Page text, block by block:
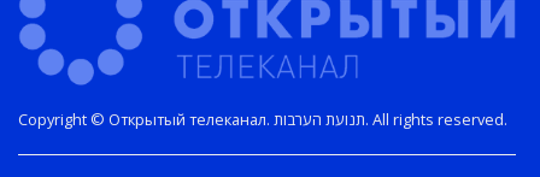
Copyright © Открытый телеканал. תנועת הערבות. All rights reserved.